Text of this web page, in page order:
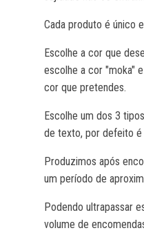
Cada produto é único
Escolhe a cor que
escolhe a cor "moka"
cor que pretendes.
Escolhe um dos 3
de texto, por defeito é
Produzimos após
um período de
Podendo ultrapassar
volume de